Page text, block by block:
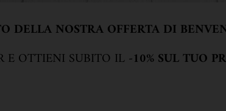
DELLA NOSTRA OFFERTA DI
E OTTIENI SUBITO IL -10% SUL TUO